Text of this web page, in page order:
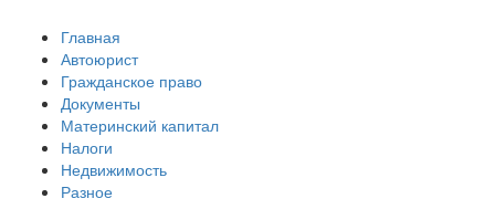
Главная
Автоюрист
Гражданское право
Документы
Материнский капитал
Налоги
Недвижимость
Разное